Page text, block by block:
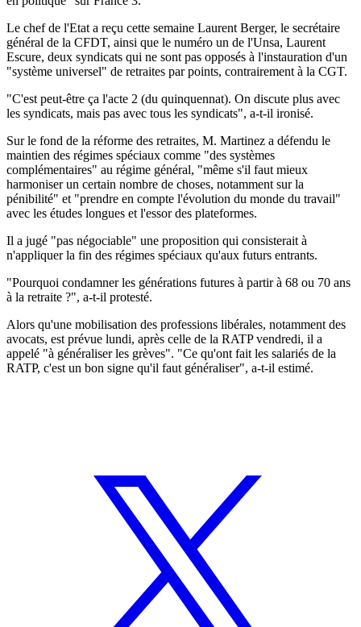
Le chef de l'Etat a reçu cette semaine Laurent Berger, le secrétaire
général de la CFDT, ainsi que le numéro un de l'Unsa, Laurent
Escure, deux syndicats qui ne sont pas opposés à l'instauration d'un
"système universel" de retraites par points, contrairement à la CGT.
"C'est peut-être ça l'acte 2 (du quinquennat). On discute plus avec
les syndicats, mais pas avec tous les syndicats", a-t-il ironisé.
Sur le fond de la réforme des retraites, M. Martinez a défendu le
maintien des régimes spéciaux comme "des systèmes
complémentaires" au régime général, "même s'il faut mieux
harmoniser un certain nombre de choses, notamment sur la
pénibilité" et "prendre en compte l'évolution du monde du travail"
avec les études longues et l'essor des plateformes.
Il a jugé "pas négociable" une proposition qui consisterait à
n'appliquer la fin des régimes spéciaux qu'aux futurs entrants.
"Pourquoi condamner les générations futures à partir à 68 ou 70 ans
à la retraite ?", a-t-il protesté.
Alors qu'une mobilisation des professions libérales, notamment des
avocats, est prévue lundi, après celle de la RATP vendredi, il a
appelé "à généraliser les grèves". "Ce qu'ont fait les salariés de la
RATP, c'est un bon signe qu'il faut généraliser", a-t-il estimé.